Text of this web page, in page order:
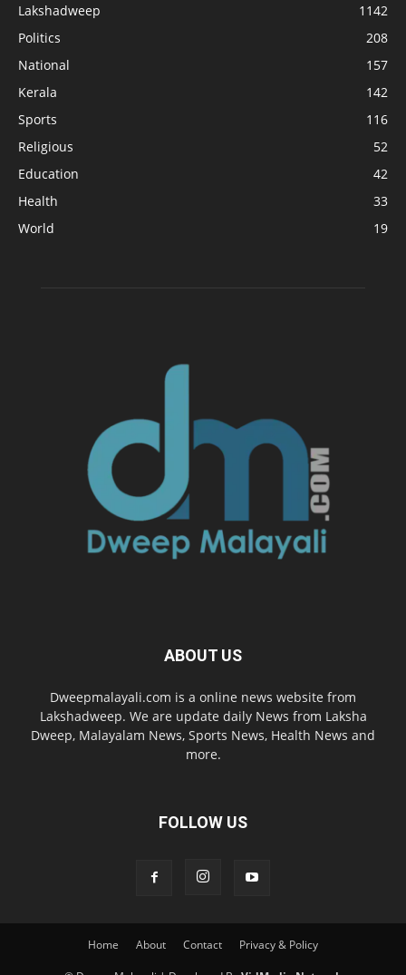
Lakshadweep
1142
Politics
208
National
157
Kerala
142
Sports
116
Religious
52
Education
42
Health
33
World
19
ABOUT US
Dweepmalayali.com is a online news website from
Lakshadweep. We are update daily News from Laksha
Dweep, Malayalam News, Sports News, Health News and
more.
FOLLOW US
Home About Contact Privacy & Policy